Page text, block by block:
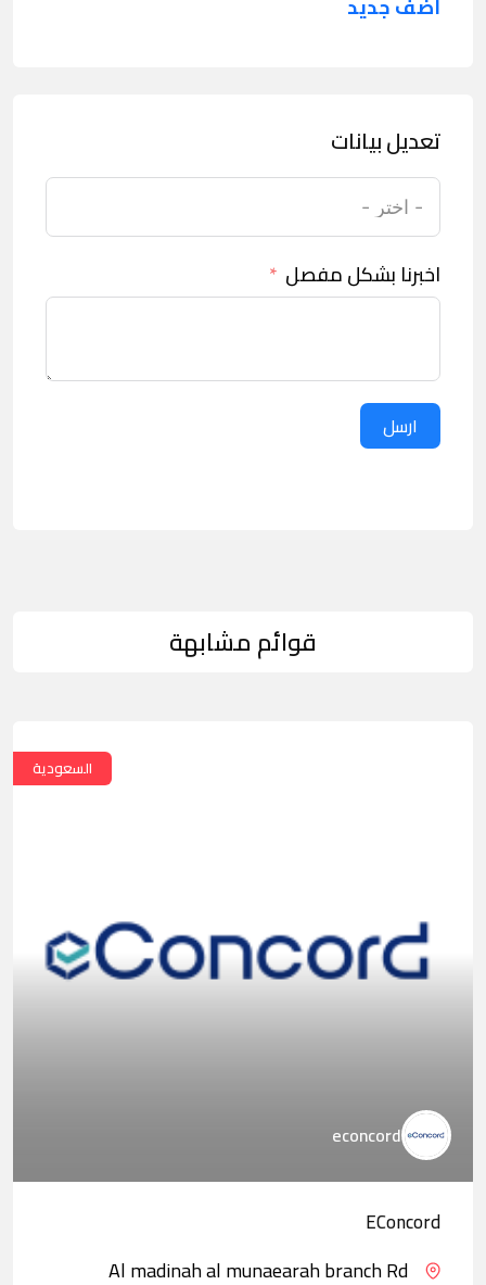
تعديل بيانات
اخبرنا بشكل مفصل
ارسل
قوائم مشابهة
السعودية
econcord
EConcord
Al madinah al munaearah branch Rd